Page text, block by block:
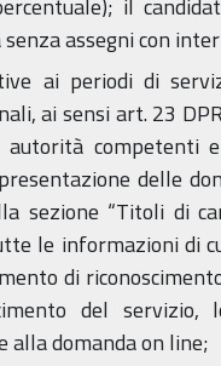
il
assegni con
ai periodi di
ai sensi art. 23
autorità
delle
sezione “Titoli di
le informazioni di
di
del servizio,
alla domanda on line;